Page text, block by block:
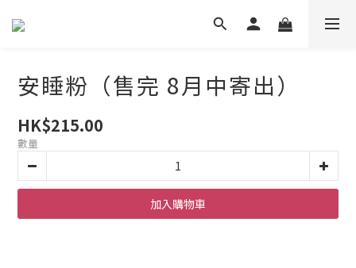
安睡粉（售完 8月中寄出）
HK$215.00
數量
加入購物車